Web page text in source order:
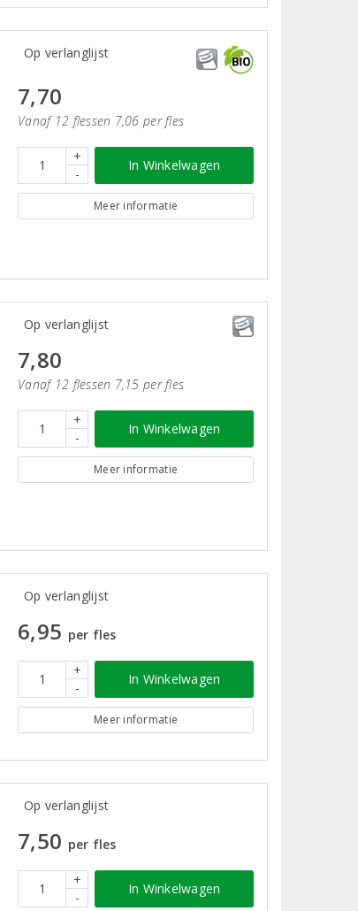
Op verlanglijst
7,70
Vanaf 12 flessen 7,06 per fles
+
-
In Winkelwagen
Meer informatie
Op verlanglijst
7,80
Vanaf 12 flessen 7,15 per fles
+
-
In Winkelwagen
Meer informatie
Op verlanglijst
6,95 per fles
+
-
In Winkelwagen
Meer informatie
Op verlanglijst
7,50 per fles
+
-
In Winkelwagen